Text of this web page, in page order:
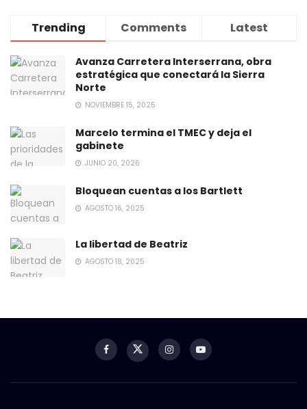
Trending Comments Latest
Avanza Carretera Interserrana, obra
estratégica que conectará la Sierra
Norte
NOVIEMBRE 15, 2025
Marcelo termina el TMEC y deja el
gabinete
JUNIO 20, 2026
Bloquean cuentas a los Bartlett
AGOSTO 16, 2025
La libertad de Beatriz
AGOSTO 18, 2025